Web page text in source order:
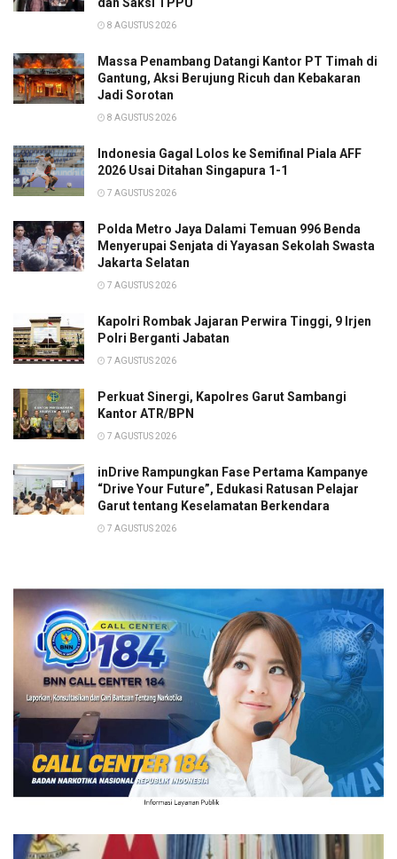
8 AGUSTUS 2026
Massa Penambang Datangi Kantor PT Timah di
Gantung, Aksi Berujung Ricuh dan Kebakaran
Jadi Sorotan
8 AGUSTUS 2026
Indonesia Gagal Lolos ke Semifinal Piala AFF
2026 Usai Ditahan Singapura 1-1
7 AGUSTUS 2026
Polda Metro Jaya Dalami Temuan 996 Benda
Menyerupai Senjata di Yayasan Sekolah Swasta
Jakarta Selatan
7 AGUSTUS 2026
Kapolri Rombak Jajaran Perwira Tinggi, 9 Irjen
Polri Berganti Jabatan
7 AGUSTUS 2026
Perkuat Sinergi, Kapolres Garut Sambangi
Kantor ATR/BPN
7 AGUSTUS 2026
inDrive Rampungkan Fase Pertama Kampanye
“Drive Your Future”, Edukasi Ratusan Pelajar
Garut tentang Keselamatan Berkendara
7 AGUSTUS 2026